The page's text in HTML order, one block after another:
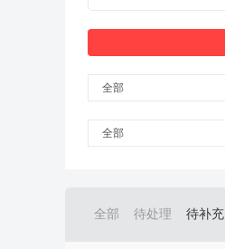
全部
全部
全部 待处理 待补充